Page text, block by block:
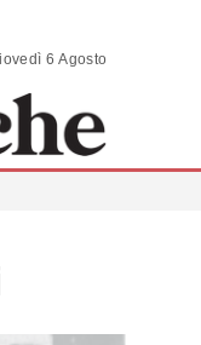
| COMMENTI | SCENARI - giovedì 6 Agosto 2026